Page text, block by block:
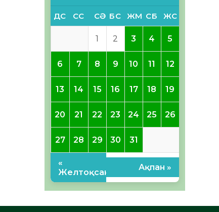
ДС СС СӘ БС ЖМ СБ ЖС
1 2 3 4 5
6 7 8 9 10 11 12
13 14 15 16 17 18 19
20 21 22 23 24 25 26
27 28 29 30 31
«
Желтоқсан
Ақпан »